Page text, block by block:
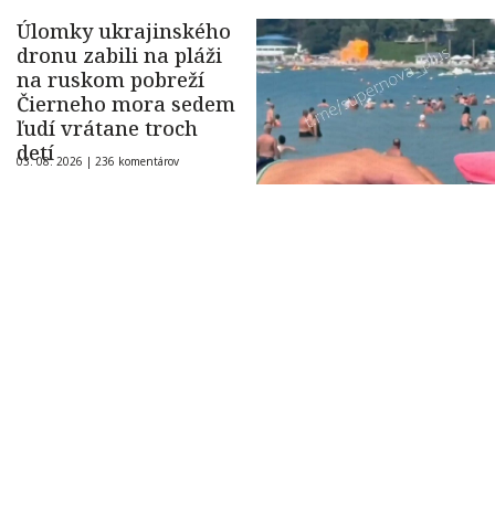
Úlomky ukrajinského
dronu zabili na pláži
na ruskom pobreží
Čierneho mora sedem
ľudí vrátane troch
detí
03. 08. 2026 | 236 komentárov